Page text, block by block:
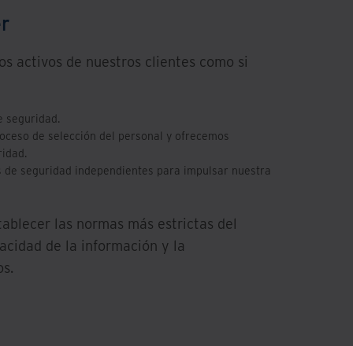
activos de nuestros clientes como si
seguridad.
de selección del personal y ofrecemos
seguridad independientes para impulsar nuestra
las normas más estrictas del
de la información y la